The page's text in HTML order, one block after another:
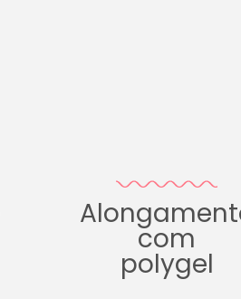
com
polygel